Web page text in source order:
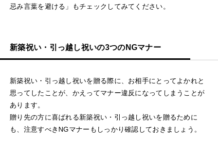
忌み言葉を避ける」もチェックしてみてください。
新築祝い・引っ越し祝いの3つのNGマナー
新築祝い・引っ越し祝いを贈る際に、お相手にとってよかれと
思ってしたことが、かえってマナー違反になってしまうことが
あります。
贈り先の方に喜ばれる新築祝い・引っ越し祝いを贈るために
も、注意すべきNGマナーもしっかり確認しておきましょう。